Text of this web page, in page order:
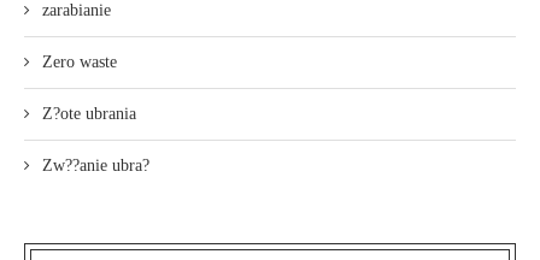
zarabianie
Zero waste
Z?ote ubrania
Zw??anie ubra?